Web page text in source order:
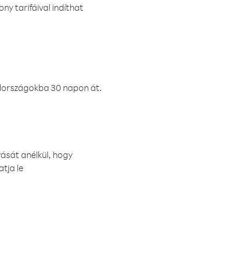
tarifáival indíthat
30 napon át.
anélkül, hogy
le